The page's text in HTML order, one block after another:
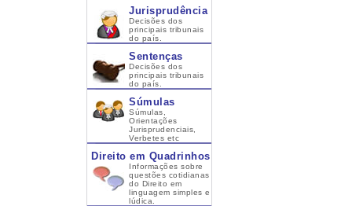
Jurisprudência
Decisões dos
principais tribunais
do país.
Sentenças
Decisões dos
principais tribunais
do país.
Súmulas
Súmulas,
Orientações
Jurisprudenciais,
Verbetes etc
Direito em Quadrinhos
Informações sobre
questões cotidianas
do Direito em
linguagem simples e
lúdica.